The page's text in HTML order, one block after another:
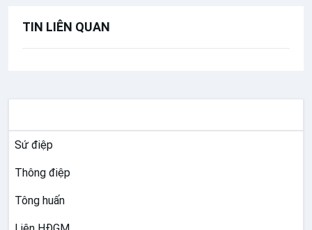
TIN LIÊN QUAN
Sứ điệp
Thông điệp
Tông huấn